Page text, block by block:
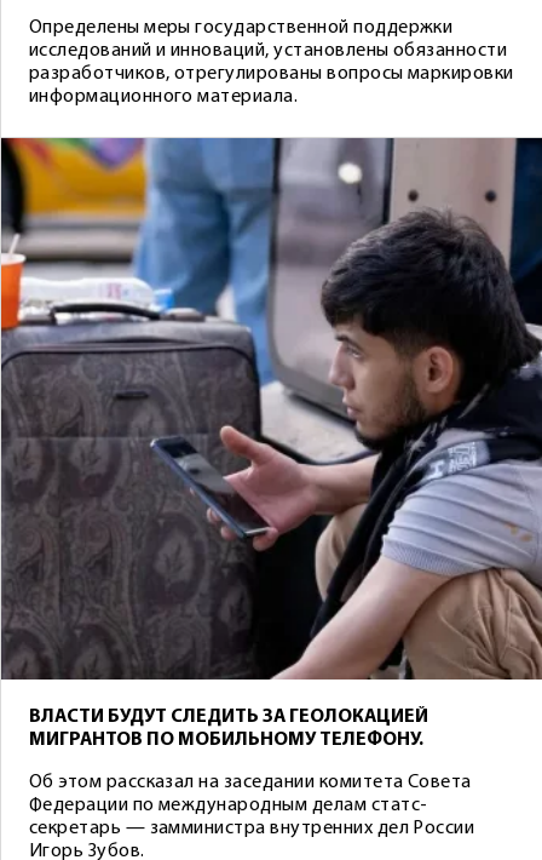
Определены меры государственной поддержки
исследований и инноваций, установлены обязанности
разработчиков, отрегулированы вопросы маркировки
информационного материала.
ВЛАСТИ БУДУТ СЛЕДИТЬ ЗА ГЕОЛОКАЦИЕЙ
МИГРАНТОВ ПО МОБИЛЬНОМУ ТЕЛЕФОНУ.
Об этом рассказал на заседании комитета Совета
Федерации по международным делам статс-
секретарь — замминистра внутренних дел России
Игорь Зубов.